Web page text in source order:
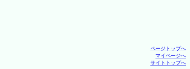
ページトップへ
マイページへ
サイトトップへ